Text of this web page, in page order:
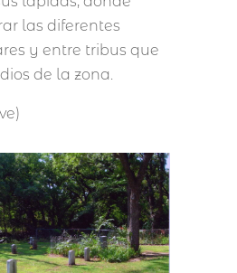
las diferentes
y entre tribus que
de la zona.